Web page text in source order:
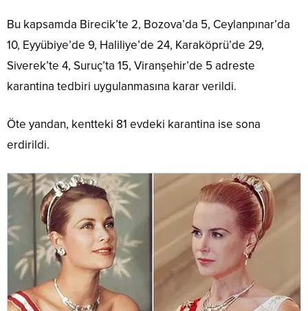
Bu kapsamda Birecik’te 2, Bozova’da 5, Ceylanpınar’da
10, Eyyübiye’de 9, Haliliye’de 24, Karaköprü’de 29,
Siverek’te 4, Suruç’ta 15, Viranşehir’de 5 adreste
karantina tedbiri uygulanmasına karar verildi.
Öte yandan, kentteki 81 evdeki karantina ise sona
erdirildi.